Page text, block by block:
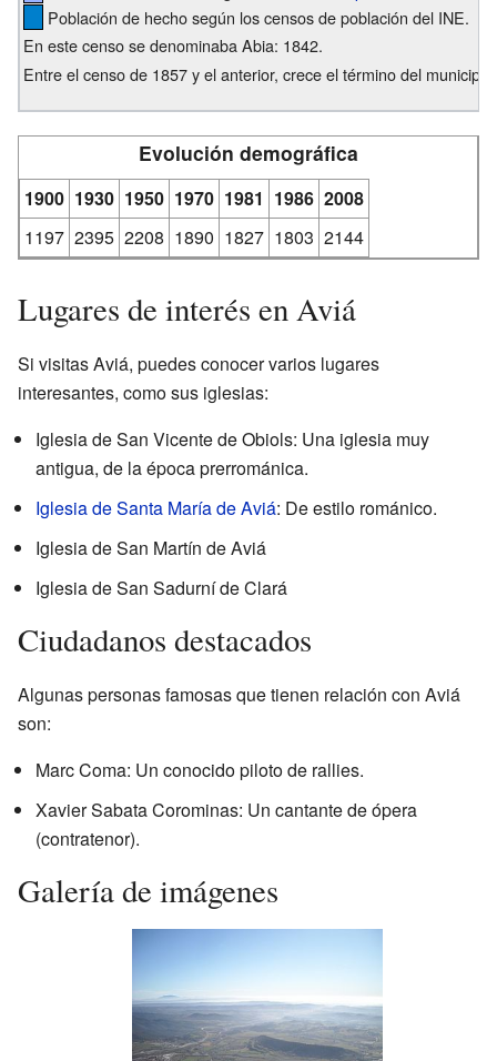
Población de hecho según los censos de población del INE.
En este censo se denominaba Abia: 1842.
Entre el censo de 1857 y el anterior, crece el término del
Evolución demográfica
1900 1930 1950 1970 1981 1986 2008
1197 2395 2208 1890 1827 1803 2144
Lugares de interés en Aviá
Si visitas Aviá, puedes conocer varios lugares
interesantes, como sus iglesias:
Iglesia de San Vicente de Obiols: Una iglesia muy
antigua, de la época prerrománica.
Iglesia de Santa María de Aviá: De estilo románico.
Iglesia de San Martín de Aviá
Iglesia de San Sadurní de Clará
Ciudadanos destacados
Algunas personas famosas que tienen relación con Aviá
son:
Marc Coma: Un conocido piloto de rallies.
Xavier Sabata Corominas: Un cantante de ópera
(contratenor).
Galería de imágenes